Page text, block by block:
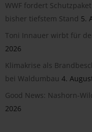
WWF fordert
bisher tiefstem Stand 5.
Toni Innauer wirbt für
2026
Klimakrise als
bei Waldumbau 4.
Good News: Nashorn-
2026